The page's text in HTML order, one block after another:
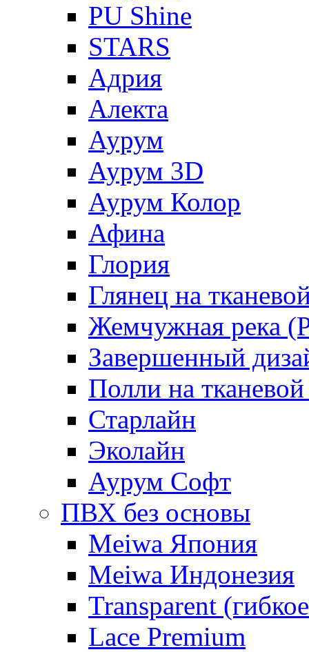
PU Shine
STARS
Адрия
Алекта
Аурум
Аурум 3D
Аурум Колор
Афина
Глория
Глянец на
Жемчужная река
Завершенный
Полли на
Старлайн
Эколайн
Аурум Софт
ПВХ без основы
Meiwa Япония
Meiwa Индонезия
Transparent
Lace Premium